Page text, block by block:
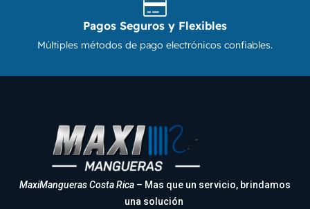
Pagos Seguros y Flexibles
Múltiples métodos de pago electrónicos confiables.
MaxiMangueras Costa Rica – Mas que un servicio, brindamos
una solución